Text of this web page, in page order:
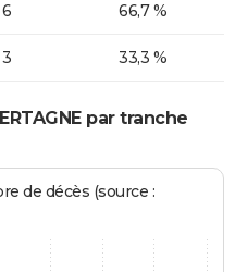
6 66,7 %
3 33,3 %
par tranche
de décès (source :